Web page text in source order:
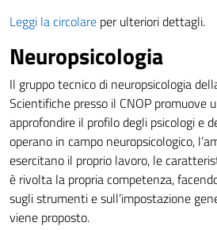
Leggi la circolare per ulteriori dettagli.
Neuropsicologia
Il gruppo tecnico di neuropsicologia
Scientifiche presso il CNOP promuove
approfondire il profilo degli psicologi e
operano in campo neuropsicologico,
esercitano il proprio lavoro, le
è rivolta la propria competenza,
sugli strumenti e sull’impostazione
viene proposto.